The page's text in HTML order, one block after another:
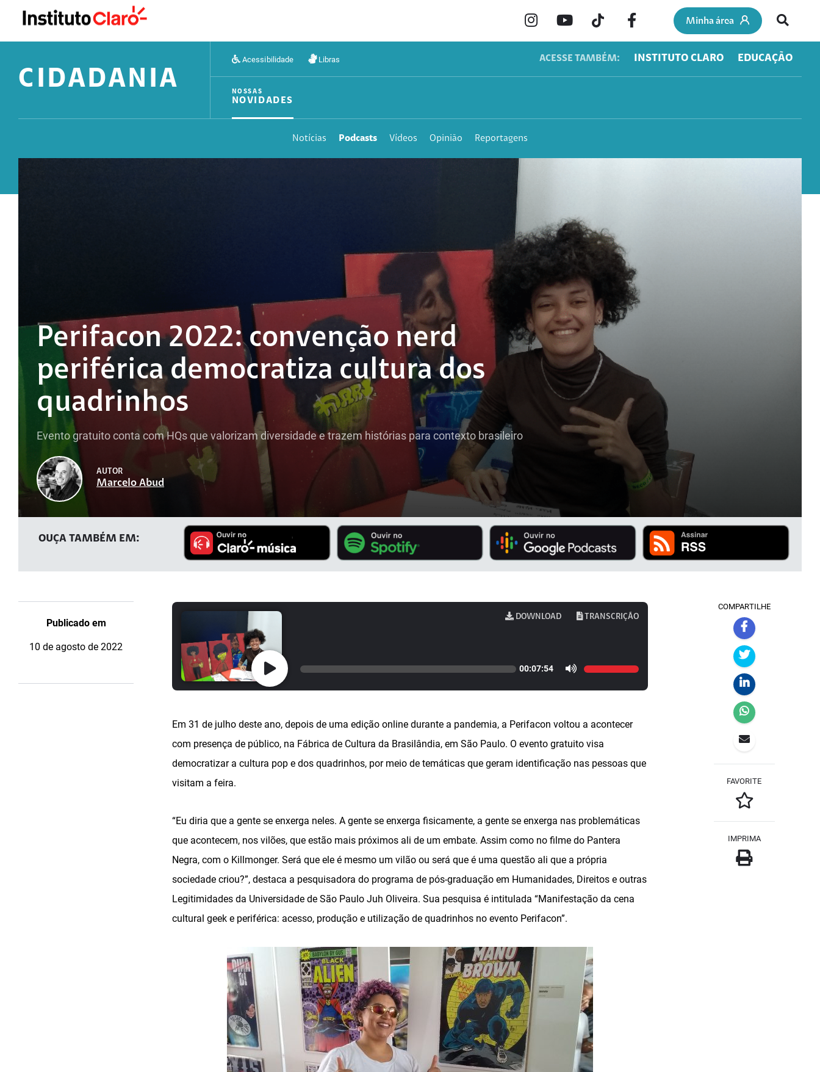
Minha área
CIDADANIA
Acessibilidade Libras ACESSE TAMBÉM: INSTITUTO CLARO EDUCAÇÃO
NOSSAS
NOVIDADES
Notícias Podcasts Vídeos Opinião Reportagens
Perifacon 2022: convenção nerd
periférica democratiza cultura dos
quadrinhos
Evento gratuito conta com HQs que valorizam diversidade e trazem histórias para contexto brasileiro
AUTOR
Marcelo Abud
OUÇA TAMBÉM EM:
Publicado em
10 de agosto de 2022
DOWNLOAD TRANSCRIÇÃO
00:07:54
Em 31 de julho deste ano, depois de uma edição online durante a pandemia, a Perifacon voltou a acontecer
com presença de público, na Fábrica de Cultura da Brasilândia, em São Paulo. O evento gratuito visa
democratizar a cultura pop e dos quadrinhos, por meio de temáticas que geram identificação nas pessoas que
visitam a feira.
“Eu diria que a gente se enxerga neles. A gente se enxerga fisicamente, a gente se enxerga nas problemáticas
que acontecem, nos vilões, que estão mais próximos ali de um embate. Assim como no filme do Pantera
Negra, com o Killmonger. Será que ele é mesmo um vilão ou será que é uma questão ali que a própria
sociedade criou?”, destaca a pesquisadora do programa de pós-graduação em Humanidades, Direitos e outras
Legitimidades da Universidade de São Paulo Juh Oliveira. Sua pesquisa é intitulada “Manifestação da cena
cultural geek e periférica: acesso, produção e utilização de quadrinhos no evento Perifacon”.
COMPARTILHE
FAVORITE
IMPRIMA